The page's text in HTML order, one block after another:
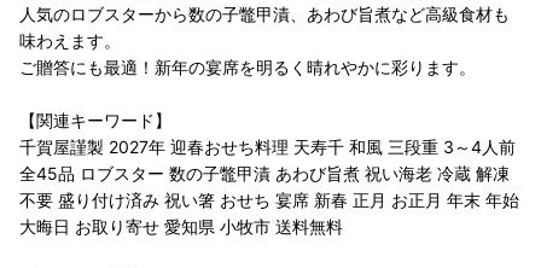
人気のロブスターから数の子鼈甲漬、あわび旨煮など高級食材も
味わえます。
ご贈答にも最適！新年の宴席を明るく晴れやかに彩ります。
【関連キーワード】
千賀屋謹製 2027年 迎春おせち料理 天寿千 和風 三段重 3～4人前
全45品 ロブスター 数の子鼈甲漬 あわび旨煮 祝い海老 冷蔵 解凍
不要 盛り付け済み 祝い箸 おせち 宴席 新春 正月 お正月 年末 年始
大晦日 お取り寄せ 愛知県 小牧市 送料無料